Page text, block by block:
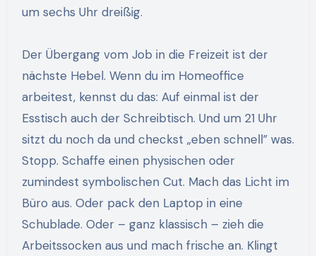
um sechs Uhr dreißig.
Der Übergang vom Job in die Freizeit ist der
nächste Hebel. Wenn du im Homeoffice
arbeitest, kennst du das: Auf einmal ist der
Esstisch auch der Schreibtisch. Und um 21 Uhr
sitzt du noch da und checkst „eben schnell” was.
Stopp. Schaffe einen physischen oder
zumindest symbolischen Cut. Mach das Licht im
Büro aus. Oder pack den Laptop in eine
Schublade. Oder – ganz klassisch – zieh die
Arbeitssocken aus und mach frische an. Klingt